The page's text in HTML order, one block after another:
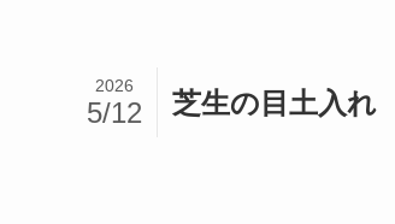
芝生の目土入れ
2026
5/12